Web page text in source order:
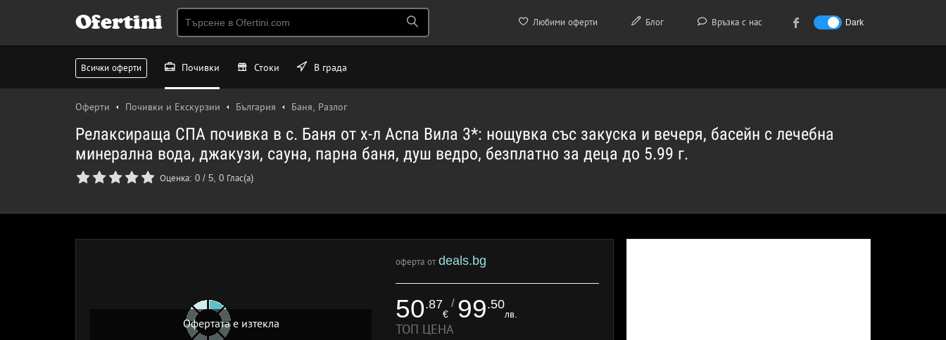
Любими оферти Блог Връзка с нас Dark
Ofertini
Всички оферти Почивки Стоки В града
Оферти Почивки и Екскурзии България Баня, Разлог
Релаксираща СПА почивка в с. Баня от х-л Аспа Вила 3*: нощувка със закуска и вечеря, басейн с лечебна
минерална вода, джакузи, сауна, парна баня, душ ведро, безплатно за деца до 5.99 г.
Оценка: 0 / 5, 0 Глас(а)
Офертата е изтекла
оферта от deals.bg
50.87
€
/ 99.50
лв.
ТОП ЦЕНА